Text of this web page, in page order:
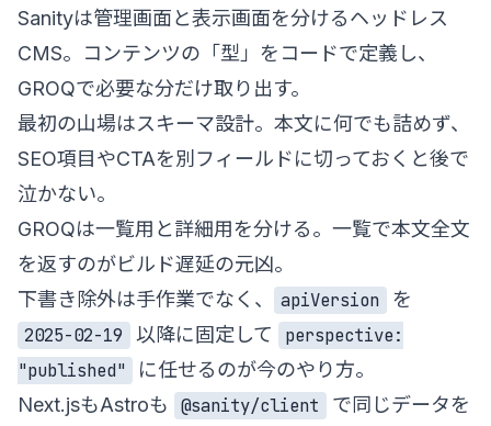
Sanityは管理画面と表示画面を分けるヘッドレス
CMS。コンテンツの「型」をコードで定義し、
GROQで必要な分だけ取り出す。
最初の山場はスキーマ設計。本文に何でも詰めず、
SEO項目やCTAを別フィールドに切っておくと後で
泣かない。
GROQは一覧用と詳細用を分ける。一覧で本文全文
を返すのがビルド遅延の元凶。
下書き除外は手作業でなく、
apiVersion
を
2025-02-19
以降に固定して
perspective:
"published"
に任せるのが今のやり方。
Next.jsもAstroも
@sanity/client
で同じデータを